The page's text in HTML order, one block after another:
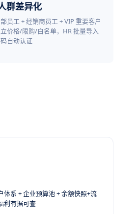
群差异化
员工 + 经销商员工 + VIP 重要客户
价格/限购/白名单，HR 批量导入
自动认证
体系 + 企业预算池 + 余额快照+流
利有据可查